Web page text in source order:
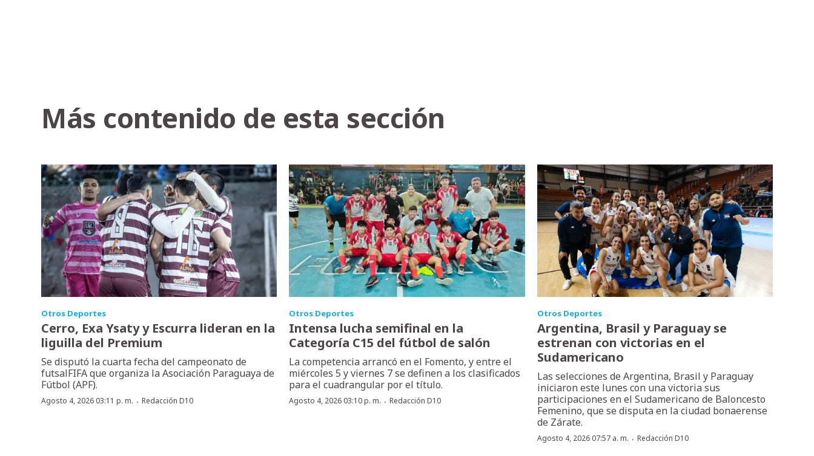
Más contenido de esta sección
Otros Deportes
Cerro, Exa Ysaty y Escurra lideran en la
liguilla del Premium
Se disputó la cuarta fecha del campeonato de
futsalFIFA que organiza la Asociación Paraguaya de
Fútbol (APF).
Agosto 4, 2026 03:11 p. m. · Redacción D10
Otros Deportes
Intensa lucha semifinal en la
Categoría C15 del fútbol de salón
La competencia arrancó en el Fomento, y entre el
miércoles 5 y viernes 7 se definen a los clasificados
para el cuadrangular por el título.
Agosto 4, 2026 03:10 p. m. ·Redacción D10
Otros Deportes
Argentina, Brasil y Paraguay se
estrenan con victorias en el
Sudamericano
Las selecciones de Argentina, Brasil y Paraguay
iniciaron este lunes con una victoria sus
participaciones en el Sudamericano de Baloncesto
Femenino, que se disputa en la ciudad bonaerense
de Zárate.
Agosto 4, 2026 07:57 a. m. · Redacción D10